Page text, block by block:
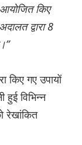
किए
द्वारा 8
किए गए उपायों
विभिन्न
रेखांकित